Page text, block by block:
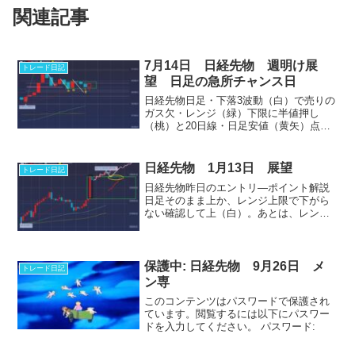
関連記事
トレード日記
7月14日 日経先物 週明け展
望 日足の急所チャンス日
日経先物日足・下落3波動（白）で売りの
ガス欠・レンジ（緑）下限に半値押し
（桃）と20日線・日足安値（黄矢）点在
下限からの上昇力もあり。強ければ金曜
高値越えてグイグイ展...
トレード日記 日経先物 1月13日 展望
日経先物昨日のエントリ―ポイント解説
日足そのまま上か、レンジ上限で下がら
ない確認して上（白）。あとは、レンジ
れてる連中の買戻しが押し...
トレード日記
保護中: 日経先物 9月26日 メ
ン専
このコンテンツはパスワードで保護され
ています。閲覧するには以下にパスワー
ドを入力してください。 パスワード: